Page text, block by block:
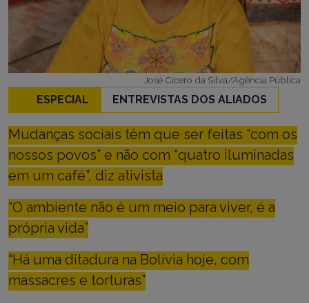
José Cícero da Silva/Agência Pública
ESPECIAL ENTREVISTAS DOS ALIADOS
Mudanças sociais têm que ser feitas “com os
nossos povos” e não com “quatro iluminadas
em um café”, diz ativista
“O ambiente não é um meio para viver, é a
própria vida”
“Há uma ditadura na Bolívia hoje, com
massacres e torturas”